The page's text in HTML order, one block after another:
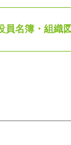
員名簿・組織図